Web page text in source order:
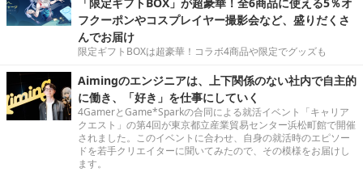
「限定ギフトBOX」が超豪華！全6商品に使える5％オ
フクーポンやコスプレイヤー撮影会など、盛りだくさ
んでお届け
限定ギフトBOXは超豪華！コラボ4商品や限定でグッズも
Aimingのエンジニアは、上下関係のない社内で自主的
に働き、「好き」を仕事にしていく
4GamerとGame*Sparkの合同による就活イベント「キャリア
クエスト」の第4回が東京都立産業貿易センター浜松町館で開催
されました。このイベントに合わせ、自身の就活時のエピソー
ドを若手クリエイターに聞いてみたので、その模様をお届けし
ます。